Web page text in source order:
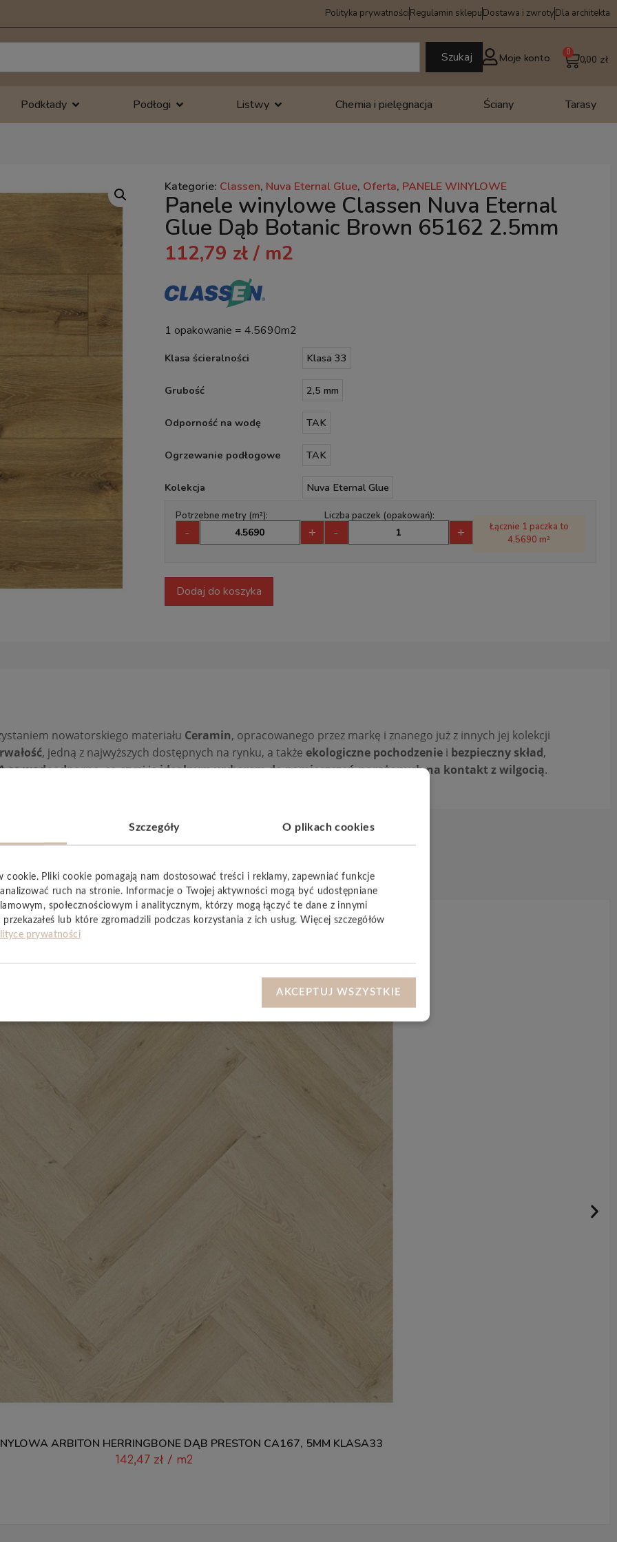
Polityka prywatnościRegulamin sklepuDostawa i zwrotyDla architekta
Szukaj Moje konto 0,00 zł
0
Podkłady Podłogi Listwy Chemia i pielęgnacja Ściany Tarasy
Kategorie: Classen, Nuva Eternal Glue, Oferta, PANELE WINYLOWE
Panele winylowe Classen Nuva Eternal
Glue Dąb Botanic Brown 65162 2.5mm
112,79 zł/ m2
1 opakowanie = 4.5690m2
Klasa ścieralności Klasa 33
Grubość 2,5 mm
Odporność na wodę TAK
Ogrzewanie podłogowe TAK
Kolekcja Nuva Eternal Glue
Potrzebne metry (m²):
- +
Liczba paczek (opakowań):
- +
Łącznie 1 paczka to
4.5690 m²
Dodaj do koszyka
nowatorskiego materiału Ceramin, opracowanego przez markę i znanego już z innych jej kolekcji
, jedną z najwyższych dostępnych na rynku, a także ekologiczne pochodzenie i bezpieczny skład,
sąwodoodporne, co czyni jeidealnym wyborem do pomieszczeń narażonych na kontakt z wilgocią.
ARBITON HERRINGBONE DĄB PRESTON CA167, 5MM KLASA33
142,47 zł / m2
Szczegóły O plikach cookies
cookie. Pliki cookie pomagają nam dostosować treści i reklamy, zapewniać funkcje
analizować ruch na stronie. Informacje o Twojej aktywności mogą być udostępniane
społecznościowym i analitycznym, którzy mogą łączyć te dane z innymi
lub które zgromadzili podczas korzystania z ich usług. Więcej szczegółów
prywatności
AKCEPTUJ WSZYSTKIE